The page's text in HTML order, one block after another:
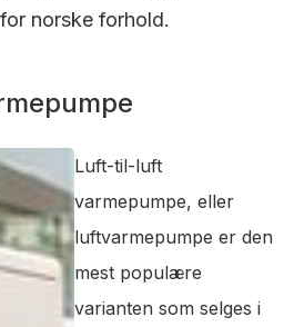
norske forhold.
Luft-til-luft
varmepumpe, eller
luftvarmepumpe er den
mest populære
varianten som selges i